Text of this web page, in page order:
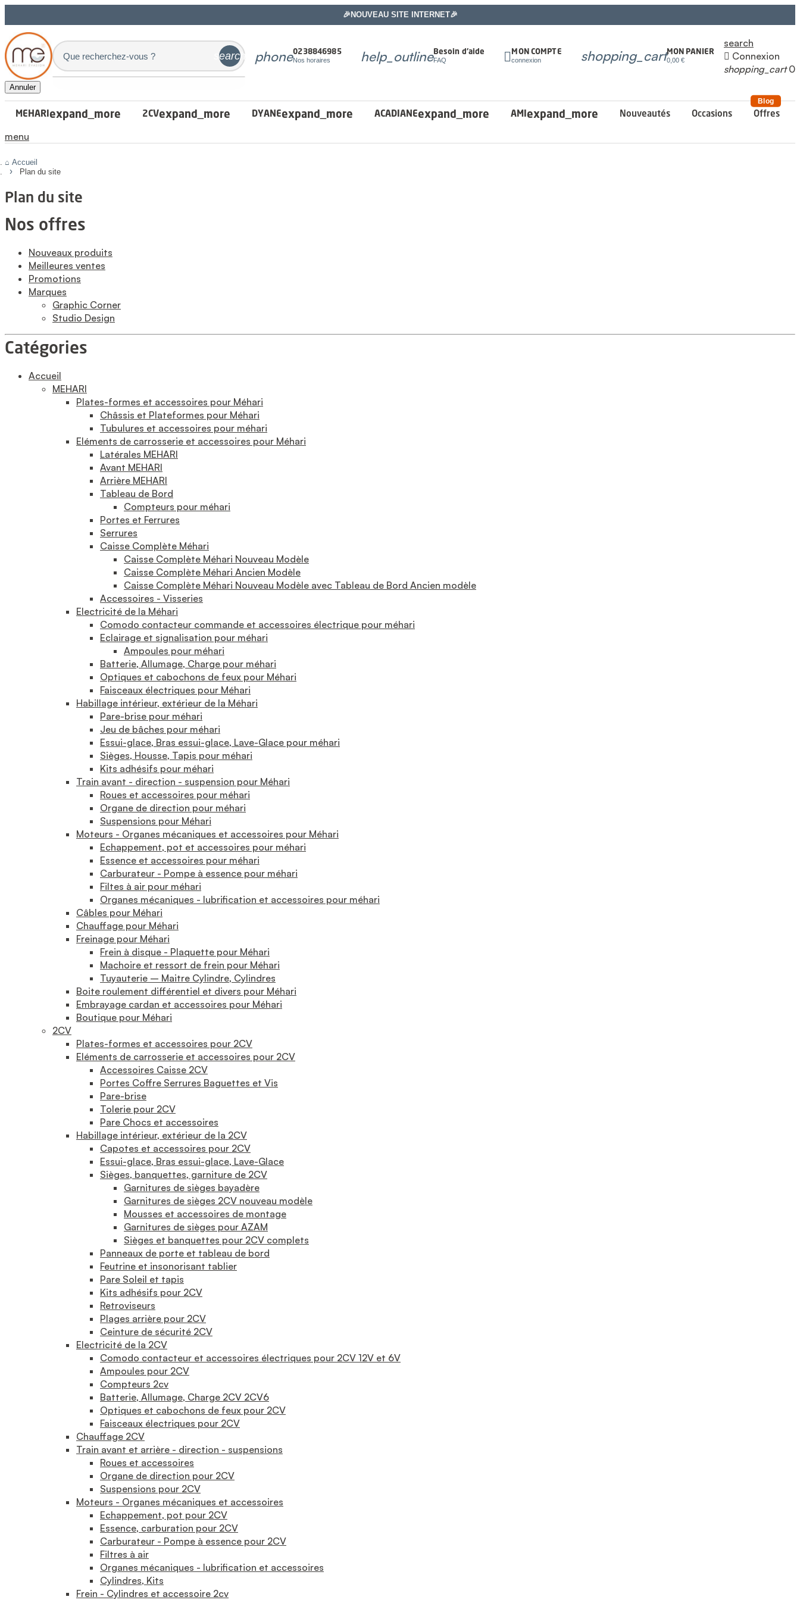
🎉NOUVEAU SITE INTERNET🎉
search phone0238846985
Nos horaires help_outlineBesoin d'aide
FAQ  MON COMPTE
connexion shopping_cartMON PANIER
0,00 €
search
 Connexion
shopping_cart 0
Annuler
MEHARIexpand_more 2CVexpand_more DYANEexpand_more ACADIANEexpand_more AMIexpand_more Nouveautés Occasions Offres
menu
Blog
Accueil
Plan du site
Plan du site
Nos offres
Nouveaux produits
Meilleures ventes
Promotions
Marques
Graphic Corner
Studio Design
Catégories
Accueil
MEHARI
Plates-formes et accessoires pour Méhari
Châssis et Plateformes pour Méhari
Tubulures et accessoires pour méhari
Eléments de carrosserie et accessoires pour Méhari
Latérales MEHARI
Avant MEHARI
Arrière MEHARI
Tableau de Bord
Compteurs pour méhari
Portes et Ferrures
Serrures
Caisse Complète Méhari
Caisse Complète Méhari Nouveau Modèle
Caisse Complète Méhari Ancien Modèle
Caisse Complète Méhari Nouveau Modèle avec Tableau de Bord Ancien modèle
Accessoires - Visseries
Electricité de la Méhari
Comodo contacteur commande et accessoires électrique pour méhari
Eclairage et signalisation pour méhari
Ampoules pour méhari
Batterie, Allumage, Charge pour méhari
Optiques et cabochons de feux pour Méhari
Faisceaux électriques pour Méhari
Habillage intérieur, extérieur de la Méhari
Pare-brise pour méhari
Jeu de bâches pour méhari
Essui-glace, Bras essui-glace, Lave-Glace pour méhari
Sièges, Housse, Tapis pour méhari
Kits adhésifs pour méhari
Train avant - direction - suspension pour Méhari
Roues et accessoires pour méhari
Organe de direction pour méhari
Suspensions pour Méhari
Moteurs - Organes mécaniques et accessoires pour Méhari
Echappement, pot et accessoires pour méhari
Essence et accessoires pour méhari
Carburateur - Pompe à essence pour méhari
Filtes à air pour méhari
Organes mécaniques - lubrification et accessoires pour méhari
Câbles pour Méhari
Chauffage pour Méhari
Freinage pour Méhari
Frein à disque - Plaquette pour Méhari
Machoire et ressort de frein pour Méhari
Tuyauterie – Maitre Cylindre, Cylindres
Boite roulement différentiel et divers pour Méhari
Embrayage cardan et accessoires pour Méhari
Boutique pour Méhari
2CV
Plates-formes et accessoires pour 2CV
Eléments de carrosserie et accessoires pour 2CV
Accessoires Caisse 2CV
Portes Coffre Serrures Baguettes et Vis
Pare-brise
Tolerie pour 2CV
Pare Chocs et accessoires
Habillage intérieur, extérieur de la 2CV
Capotes et accessoires pour 2CV
Essui-glace, Bras essui-glace, Lave-Glace
Sièges, banquettes, garniture de 2CV
Garnitures de sièges bayadère
Garnitures de sièges 2CV nouveau modèle
Mousses et accessoires de montage
Garnitures de sièges pour AZAM
Sièges et banquettes pour 2CV complets
Panneaux de porte et tableau de bord
Feutrine et insonorisant tablier
Pare Soleil et tapis
Kits adhésifs pour 2CV
Retroviseurs
Plages arrière pour 2CV
Ceinture de sécurité 2CV
Electricité de la 2CV
Comodo contacteur et accessoires électriques pour 2CV 12V et 6V
Ampoules pour 2CV
Compteurs 2cv
Batterie, Allumage, Charge 2CV 2CV6
Optiques et cabochons de feux pour 2CV
Faisceaux électriques pour 2CV
Chauffage 2CV
Train avant et arrière - direction - suspensions
Roues et accessoires
Organe de direction pour 2CV
Suspensions pour 2CV
Moteurs - Organes mécaniques et accessoires
Echappement, pot pour 2CV
Essence, carburation pour 2CV
Carburateur - Pompe à essence pour 2CV
Filtres à air
Organes mécaniques - lubrification et accessoires
Cylindres, Kits
Frein - Cylindres et accessoire 2cv